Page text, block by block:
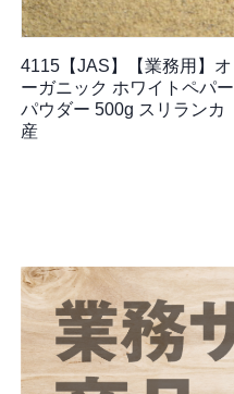
4115【JAS】【業務用】オ
ーガニック ホワイトペパー
パウダー 500g スリランカ
産